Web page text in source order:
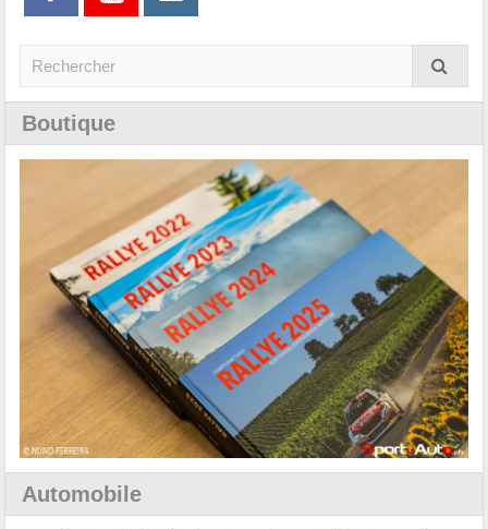
Boutique
Automobile